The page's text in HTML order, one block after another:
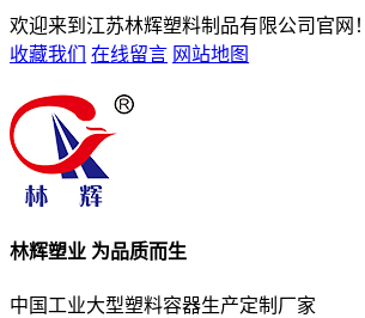
欢迎来到江苏林辉塑料制品有限公司官网！
收藏我们
在线留言 网站地图
林辉塑业 为品质而生
中国工业大型塑料容器生产定制厂家